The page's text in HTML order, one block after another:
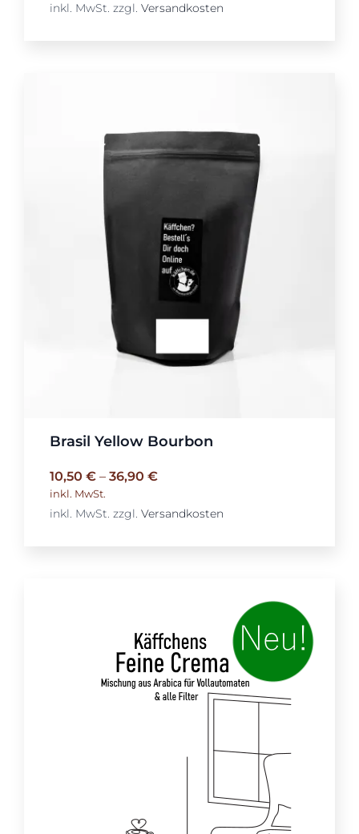
inkl. MwSt. zzgl. Versandkosten
Brasil Yellow Bourbon
10,50 €– 36,90 €
inkl. MwSt.
inkl. MwSt. zzgl. Versandkosten